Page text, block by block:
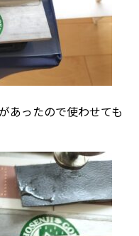
あったので使わせても